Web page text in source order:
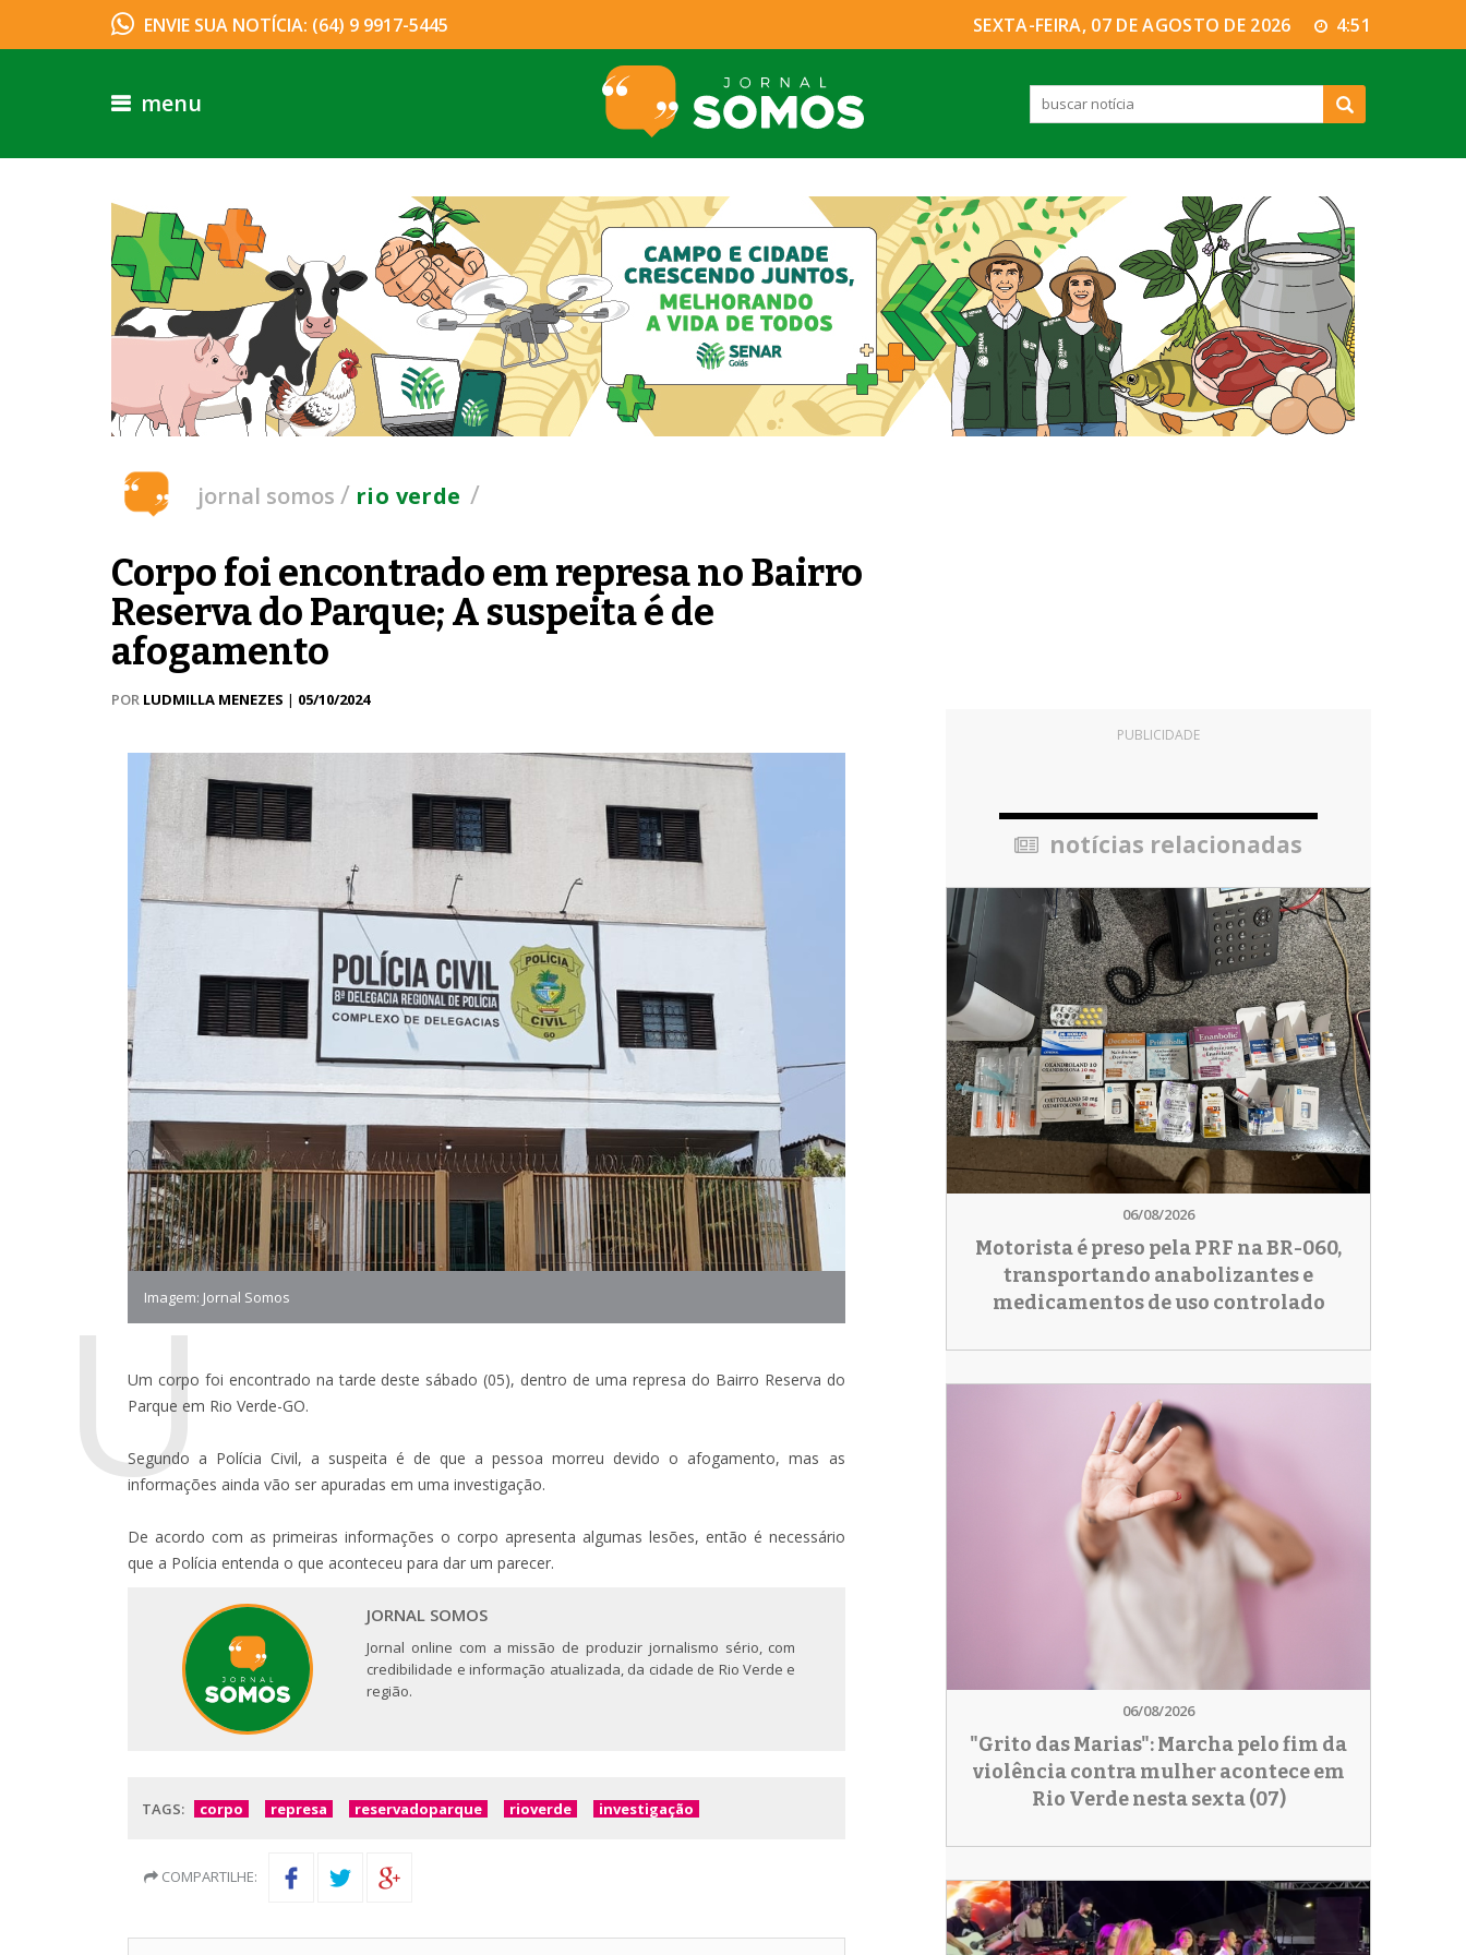
ENVIE SUA NOTÍCIA: (64) 9 9917-5445 SEXTA-FEIRA, 07 DE AGOSTO DE 2026 4:51
menu
jornal somos / rio verde /
Corpo foi encontrado em represa no Bairro
Reserva do Parque; A suspeita é de
afogamento
POR LUDMILLA MENEZES | 05/10/2024
Imagem: Jornal Somos
U
Um corpo foi encontrado na tarde deste sábado (05), dentro de uma represa do Bairro Reserva do
Parque em Rio Verde-GO.
Segundo a Polícia Civil, a suspeita é de que a pessoa morreu devido o afogamento, mas as
informações ainda vão ser apuradas em uma investigação.
De acordo com as primeiras informações o corpo apresenta algumas lesões, então é necessário
que a Polícia entenda o que aconteceu para dar um parecer.
JORNAL SOMOS
Jornal online com a missão de produzir jornalismo sério, com
credibilidade e informação atualizada, da cidade de Rio Verde e
região.
TAGS: corpo represa reservadoparque rioverde investigação
COMPARTILHE:
PUBLICIDADE
notícias relacionadas
06/08/2026
Motorista é preso pela PRF na BR-060,
transportando anabolizantes e
medicamentos de uso controlado
06/08/2026
"Grito das Marias": Marcha pelo fim da
violência contra mulher acontece em
Rio Verde nesta sexta (07)